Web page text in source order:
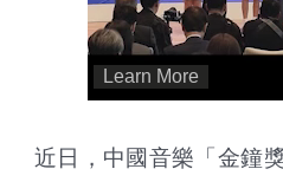
近日，中國音樂「金鐘